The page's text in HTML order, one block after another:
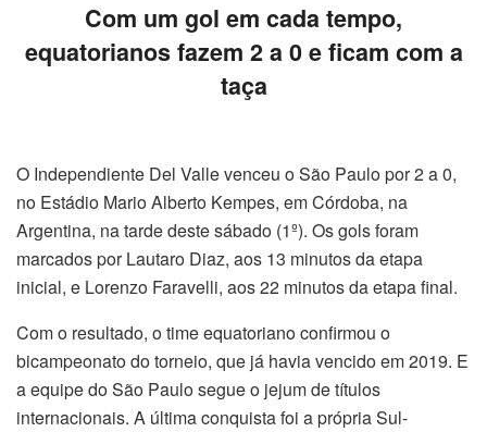
Com um gol em cada tempo,
equatorianos fazem 2 a 0 e ficam com a
taça
O Independiente Del Valle venceu o São Paulo por 2 a 0,
no Estádio Mario Alberto Kempes, em Córdoba, na
Argentina, na tarde deste sábado (1º). Os gols foram
marcados por Lautaro Diaz, aos 13 minutos da etapa
inicial, e Lorenzo Faravelli, aos 22 minutos da etapa final.
Com o resultado, o time equatoriano confirmou o
bicampeonato do torneio, que já havia vencido em 2019. E
a equipe do São Paulo segue o jejum de títulos
internacionais. A última conquista foi a própria Sul-